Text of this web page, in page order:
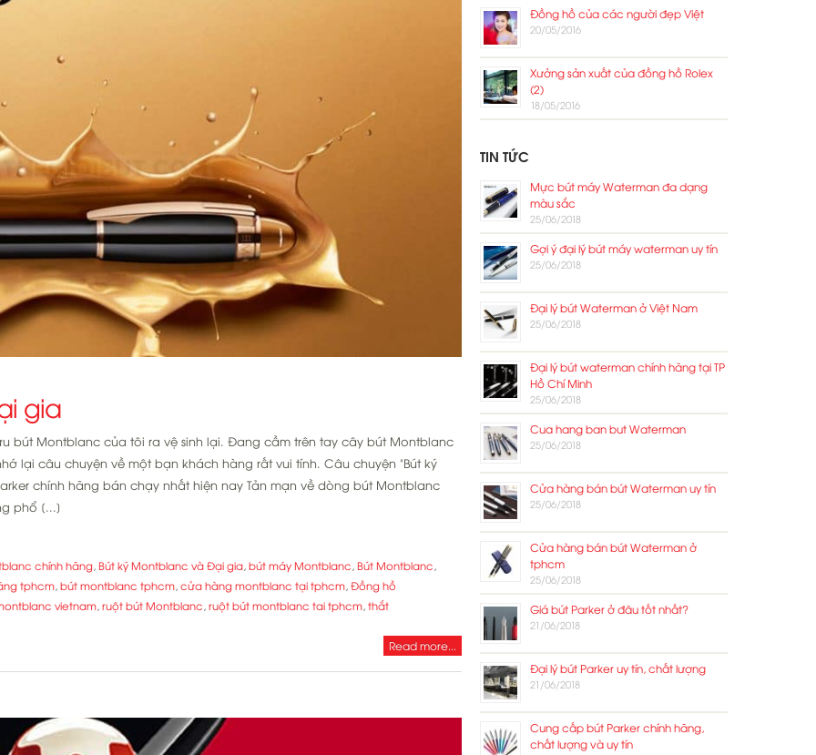
gia
bút Montblanc của tôi ra vệ sinh lại. Đang cầm trên tay cây bút Montblanc
lại câu chuyện về một bạn khách hàng rất vui tính. Câu chuyện "Bút ký
chính hãng bán chạy nhất hiện nay Tản mạn về dòng bút Montblanc
phổ [...]
chính hãng, Bút ký Montblanc và Đại gia, bút máy Montblanc , Bút Montblanc ,
tphcm, bút montblanc tphcm, cửa hàng montblanc tại tphcm, Đồng hồ
vietnam, ruột bút Montblanc , ruột bút montblanc tai tphcm, thắt
Read more...
Đồng hồ của các người đẹp Việt
20/05/2016
Xưởng sản xuất của đồng hồ Rolex
(2)
18/05/2016
TIN TỨC
Mực bút máy Waterman đa dạng
màu sắc
25/06/2018
Gợi ý đại lý bút máy waterman uy tín
25/06/2018
Đại lý bút Waterman ở Việt Nam
25/06/2018
Đại lý bút waterman chính hãng tại TP
Hồ Chí Minh
25/06/2018
Cua hang ban but Waterman
25/06/2018
Cửa hàng bán bút Waterman uy tín
25/06/2018
Cửa hàng bán bút Waterman ở
tphcm
25/06/2018
Giá bút Parker ở đâu tốt nhất?
21/06/2018
Đại lý bút Parker uy tín, chất lượng
21/06/2018
Cung cấp bút Parker chính hãng,
chất lượng và uy tín